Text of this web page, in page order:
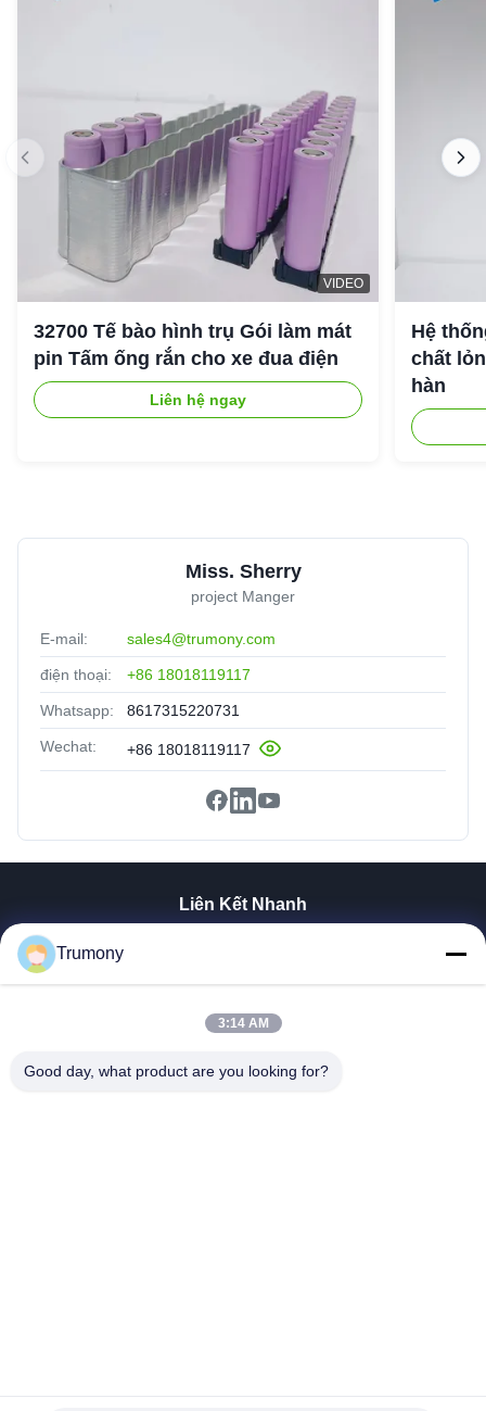
VIDEO
32700 Tế bào hình trụ Gói làm mát
pin Tấm ống rắn cho xe đua điện
Liên hệ ngay
Hệ
chất
hàn
Miss. Sherry
project Manger
E-mail: sales4@trumony.com
điện thoại: +86 18018119117
Whatsapp: 8617315220731
Wechat: +86 18018119117
Liên Kết Nhanh
Về Chúng Tôi
Kiểm Soát Chất Lượng
Trumony
3:14 AM
Good day, what product are you looking for?